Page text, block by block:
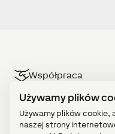
Używamy plików
Używamy plików cookie,
naszej strony
c
i
Współpraca
Sklep
Kariera